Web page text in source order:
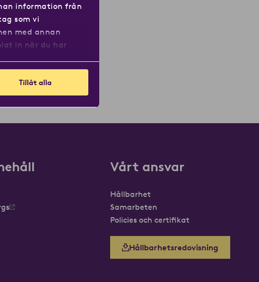
information från
som vi
med annan
in när du har
Tillåt alla
Vårt ansvar
Hållbarhet
Samarbeten
Policies och certifikat
Hållbarhetsredovisning